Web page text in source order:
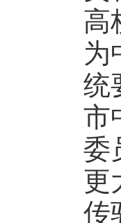
高
为
统
市
委
更
传